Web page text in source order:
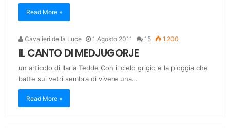
Read More »
Cavalieri della Luce 1 Agosto 2011 15 1.200
IL CANTO DI MEDJUGORJE
un articolo di Ilaria Tedde Con il cielo grigio e la pioggia che
batte sui vetri sembra di vivere una…
Read More »